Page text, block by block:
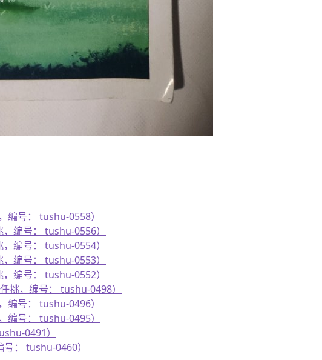
号： tushu-0558）
编号： tushu-0556）
编号： tushu-0554）
编号： tushu-0553）
编号： tushu-0552）
，编号： tushu-0498）
号： tushu-0496）
号： tushu-0495）
0491）
： tushu-0460）